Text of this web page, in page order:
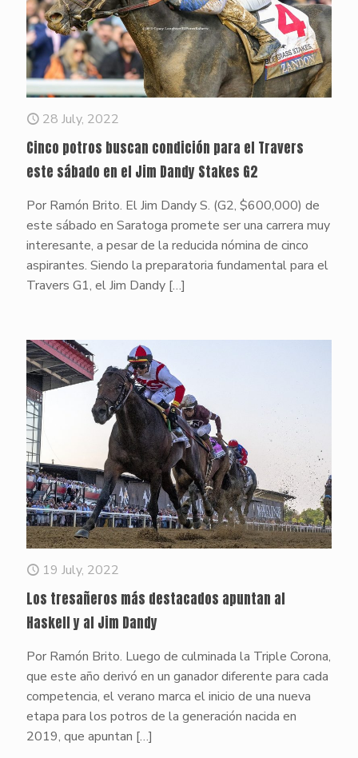
28 July, 2022
Cinco potros buscan condición para el Travers
este sábado en el Jim Dandy Stakes G2
Por Ramón Brito. El Jim Dandy S. (G2, $600,000) de
este sábado en Saratoga promete ser una carrera muy
interesante, a pesar de la reducida nómina de cinco
aspirantes. Siendo la preparatoria fundamental para el
Travers G1, el Jim Dandy […]
19 July, 2022
Los tresañeros más destacados apuntan al
Haskell y al Jim Dandy
Por Ramón Brito. Luego de culminada la Triple Corona,
que este año derivó en un ganador diferente para cada
competencia, el verano marca el inicio de una nueva
etapa para los potros de la generación nacida en
2019, que apuntan […]